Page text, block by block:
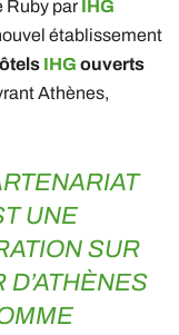
Ruby par IHG
établissement
IHG ouverts
Athènes,
UNE
SUR
D’ATHÈNES